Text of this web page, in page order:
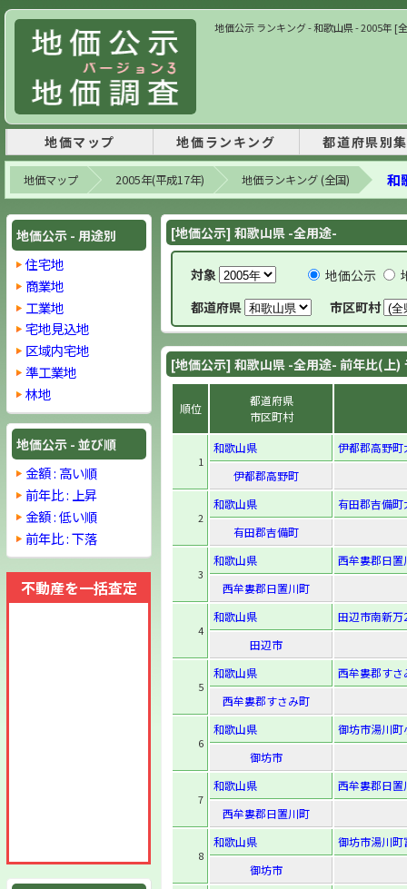
地価公示 ランキング - 和歌山県 - 2005年 [
地価マップ 地価ランキング 都道府県別
地価マップ 2005年(平成17年) 地価ランキング (全国) 和
地価公示 - 用途別
住宅地
商業地
工業地
宅地見込地
区域内宅地
準工業地
林地
地価公示 - 並び順
金額 : 高い順
前年比 : 上昇
金額 : 低い順
前年比 : 下落
不動産を一括査定
[地価公示] 和歌山県 -全用途-
対象 地価公示
都道府県
市区町村
[地価公示] 和歌山県 -全用途- 前年比(上)
順位
都道府県
市区町村
1
和歌山県
伊都郡高野
伊都郡高野町
2
和歌山県
有田郡吉備
有田郡吉備町
3
和歌山県
西牟婁郡日
西牟婁郡日置川町
4
和歌山県
田辺市南新万
田辺市
5
和歌山県
西牟婁郡す
西牟婁郡すさみ町
6
和歌山県
御坊市湯川
御坊市
7
和歌山県
西牟婁郡日
西牟婁郡日置川町
8
和歌山県
御坊市湯川
御坊市